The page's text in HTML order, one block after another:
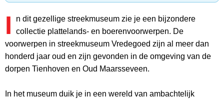
I
n dit gezellige streekmuseum zie je een bijzondere
collectie plattelands- en boerenvoorwerpen. De
voorwerpen in streekmuseum Vredegoed zijn al meer dan
honderd jaar oud en zijn gevonden in de omgeving van de
dorpen Tienhoven en Oud Maarsseveen.
In het museum duik je in een wereld van ambachtelijk